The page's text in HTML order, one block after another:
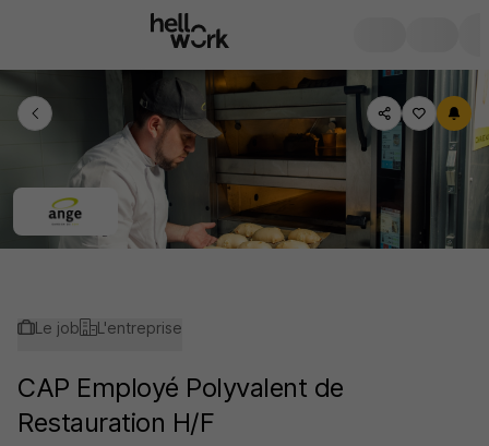
Le job L'entreprise
CAP Employé Polyvalent de
Restauration H/F